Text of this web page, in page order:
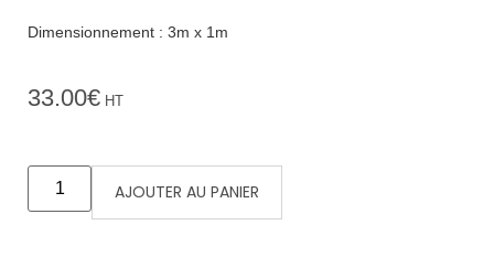
Dimensionnement : 3m x 1m
33.00€ HT
AJOUTER AU PANIER